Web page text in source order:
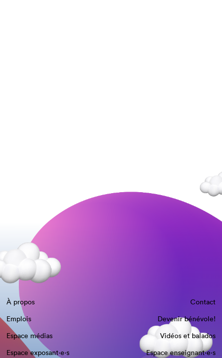
À propos
Contact
Emplois
Devenir bénévole!
Espace médias
Vidéos et balados
Espace exposant·e⋅s
Espace enseignant·e⋅s